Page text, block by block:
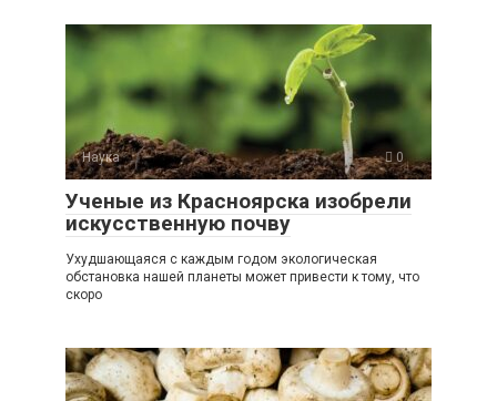
Наука 0
Ученые из Красноярска изобрели
искусственную почву
Ухудшающаяся с каждым годом экологическая
обстановка нашей планеты может привести к тому, что
скоро